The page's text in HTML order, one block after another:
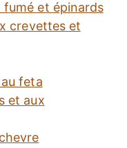
fumé et épinards
crevettes et
au feta
et aux